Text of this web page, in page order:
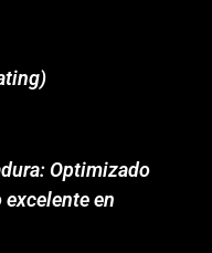
Optimizado
en